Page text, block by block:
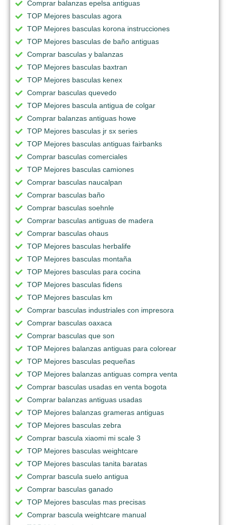
Comprar balanzas epelsa antiguas
TOP Mejores basculas agora
TOP Mejores basculas korona instrucciones
TOP Mejores basculas de baño antiguas
Comprar basculas y balanzas
TOP Mejores basculas baxtran
TOP Mejores basculas kenex
Comprar basculas quevedo
TOP Mejores bascula antigua de colgar
Comprar balanzas antiguas howe
TOP Mejores basculas jr sx series
TOP Mejores basculas antiguas fairbanks
Comprar basculas comerciales
TOP Mejores basculas camiones
Comprar basculas naucalpan
Comprar basculas baño
Comprar basculas soehnle
Comprar basculas antiguas de madera
Comprar basculas ohaus
TOP Mejores basculas herbalife
TOP Mejores basculas montaña
TOP Mejores basculas para cocina
TOP Mejores basculas fidens
TOP Mejores basculas km
Comprar basculas industriales con impresora
Comprar basculas oaxaca
Comprar basculas que son
TOP Mejores balanzas antiguas para colorear
TOP Mejores basculas pequeñas
TOP Mejores balanzas antiguas compra venta
Comprar basculas usadas en venta bogota
Comprar balanzas antiguas usadas
TOP Mejores balanzas grameras antiguas
TOP Mejores basculas zebra
Comprar bascula xiaomi mi scale 3
TOP Mejores basculas weightcare
TOP Mejores basculas tanita baratas
Comprar bascula suelo antigua
Comprar basculas ganado
TOP Mejores basculas mas precisas
Comprar bascula weightcare manual